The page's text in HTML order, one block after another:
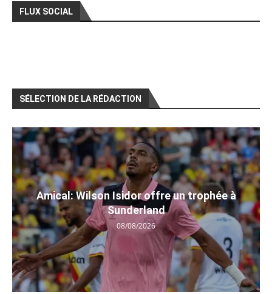
FLUX SOCIAL
SÉLECTION DE LA RÉDACTION
Amical: Wilson Isidor offre un trophée à
Sunderland
08/08/2026